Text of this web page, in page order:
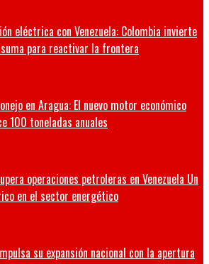
eléctrica con Venezuela: Colombia invierte
para reactivar la frontera
en Aragua: El nuevo motor económico
100 toneladas anuales
operaciones petroleras en Venezuela Un
en el sector energético
su expansión nacional con la apertura